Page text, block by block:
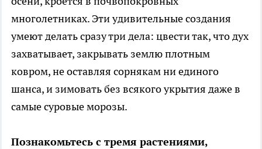
многолетниках. Эти удивительные создания
умеют делать сразу три дела: цвести так, что дух
захватывает, закрывать землю плотным
ковром, не оставляя сорнякам ни единого
шанса, и зимовать без всякого укрытия даже в
самые суровые морозы.
Познакомьтесь с тремя растениями,